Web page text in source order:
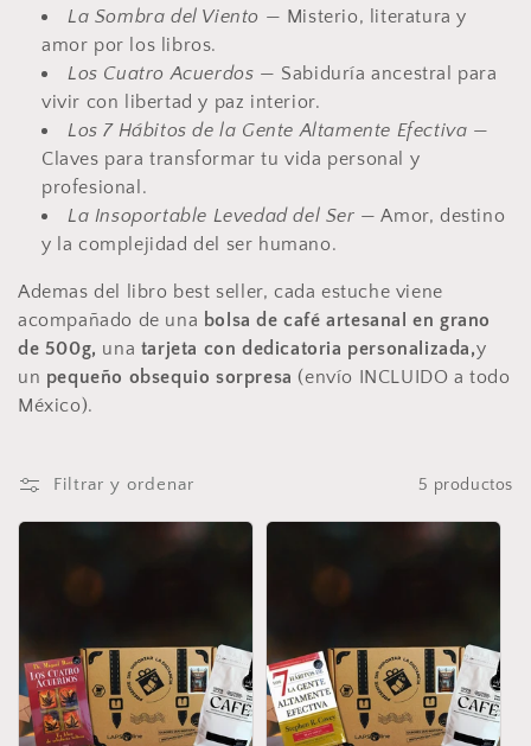
La Sombra del Viento — Misterio, literatura y
amor por los libros.
Los Cuatro Acuerdos — Sabiduría ancestral para
vivir con libertad y paz interior.
Los 7 Hábitos de la Gente Altamente Efectiva —
Claves para transformar tu vida personal y
profesional.
La Insoportable Levedad del Ser — Amor, destino
y la complejidad del ser humano.
Ademas del libro best seller, cada estuche viene
acompañado de una bolsa de café artesanal en grano
de 500g, una tarjeta con dedicatoria personalizada,y
un pequeño obsequio sorpresa (envío INCLUIDO a todo
México).
Filtrar y ordenar 5 productos